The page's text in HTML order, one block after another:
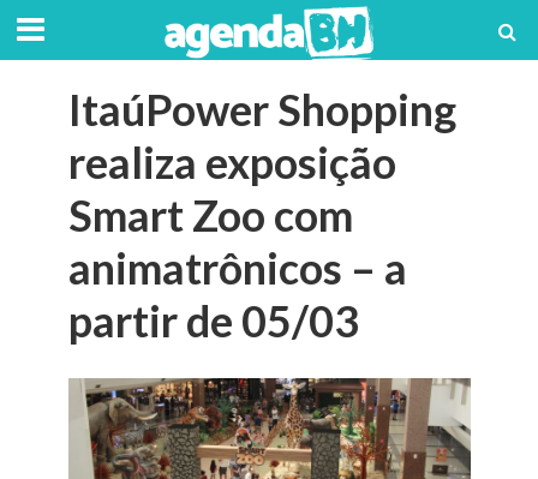
ItaúPower Shopping
realiza exposição
Smart Zoo com
animatrônicos – a
partir de 05/03